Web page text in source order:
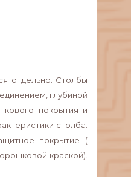
отдельно. Столбы
глубиной
покрытия и
столба.
покрытие (
краской).